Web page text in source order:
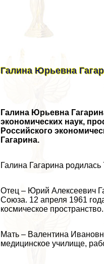
Галина Юрьевна
Галина Юрьевна
экономических наук,
Российского
Гагарина.
Галина Гагарина
Отец – Юрий Алексеевич
Союза. 12 апреля 1961
космическое прострaнcтво.
Мать – Валентина
медицинское училище,